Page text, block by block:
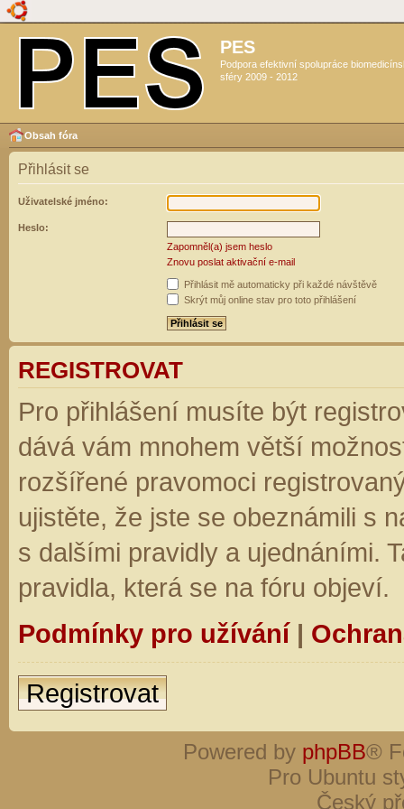
PES
Podpora efektivní spolupráce
sféry 2009 - 2012
Obsah fóra
Přihlásit se
Uživatelské jméno:
Heslo:
Zapomněl(a) jsem heslo
Znovu poslat aktivační e-mail
Přihlásit mě automaticky při každé návštěvě
Skrýt můj online stav pro toto přihlášení
REGISTROVAT
Pro přihlášení musíte být
dává vám mnohem větší
rozšířené pravomoci
ujistěte, že jste se obeznámili s
s dalšími pravidly a ujednáními.
pravidla, která se na fóru objeví.
Podmínky pro užívání|
Registrovat
Powered by phpBB®
Pro Ubuntu
Český